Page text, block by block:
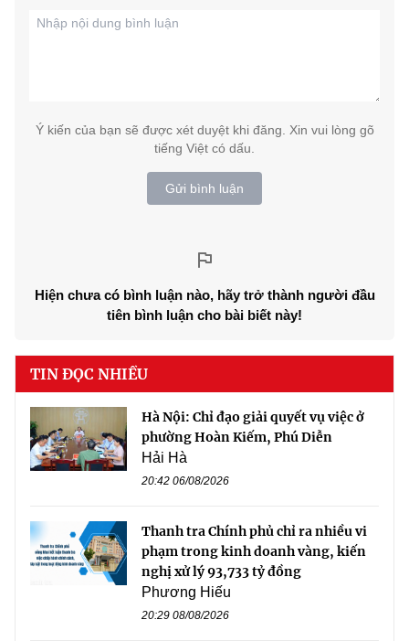
Ý kiến của bạn sẽ được xét duyệt khi đăng. Xin vui lòng gõ
tiếng Việt có dấu.
Gửi bình luận
Hiện chưa có bình luận nào, hãy trở thành người đầu
tiên bình luận cho bài biết này!
TIN ĐỌC NHIỀU
Hà Nội: Chỉ đạo giải quyết vụ việc ở
phường Hoàn Kiếm, Phú Diễn
Hải Hà
20:42 06/08/2026
Thanh tra Chính phủ chỉ ra nhiều vi
phạm trong kinh doanh vàng, kiến
nghị xử lý 93,733 tỷ đồng
Phương Hiếu
20:29 08/08/2026